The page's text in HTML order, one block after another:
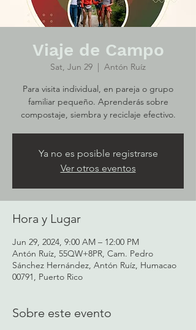
Viaje de Campo
Sat, Jun 29
  |
Antón Ruíz
Para visita individual, en pareja o grupo
familiar pequeño. Aprenderás sobre
Ya no es posible registrarse
Ver otros eventos
Hora y Lugar
Jun 29, 2024, 9:00 AM – 12:00 PM
Antón Ruíz, 55QW+8PR, Cam. Pedro
Sánchez Hernández, Antón Ruíz, Humacao
00791, Puerto Rico
Sobre este evento